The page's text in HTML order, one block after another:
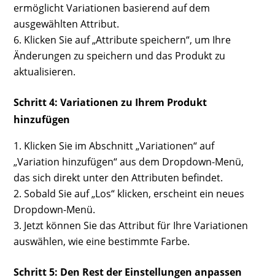
ermöglicht Variationen basierend auf dem
ausgewählten Attribut.
Klicken Sie auf „Attribute speichern“, um Ihre
Änderungen zu speichern und das Produkt zu
aktualisieren.
Schritt 4: Variationen zu Ihrem Produkt
hinzufügen
Klicken Sie im Abschnitt „Variationen“ auf
„Variation hinzufügen“ aus dem Dropdown-Menü,
das sich direkt unter den Attributen befindet.
Sobald Sie auf „Los“ klicken, erscheint ein neues
Dropdown-Menü.
Jetzt können Sie das Attribut für Ihre Variationen
auswählen, wie eine bestimmte Farbe.
Schritt 5: Den Rest der Einstellungen anpassen